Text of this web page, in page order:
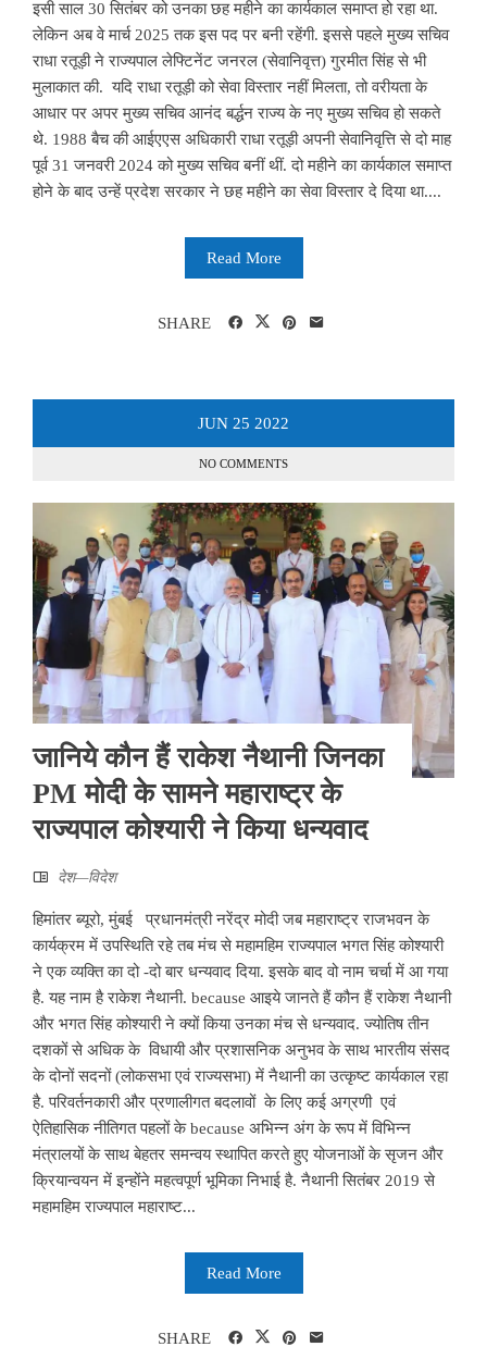
इसी साल 30 सितंबर को उनका छह महीने का कार्यकाल समाप्त हो रहा था.
लेकिन अब वे मार्च 2025 तक इस पद पर बनी रहेंगी. इससे पहले मुख्य सचिव
राधा रतूड़ी ने राज्यपाल लेफ्टिनेंट जनरल (सेवानिवृत्त) गुरमीत सिंह से भी
मुलाकात की. यदि राधा रतूड़ी को सेवा विस्तार नहीं मिलता, तो वरीयता के
आधार पर अपर मुख्य सचिव आनंद बर्द्धन राज्य के नए मुख्य सचिव हो सकते
थे. 1988 बैच की आईएएस अधिकारी राधा रतूड़ी अपनी सेवानिवृत्ति से दो माह
पूर्व 31 जनवरी 2024 को मुख्य सचिव बनीं थीं. दो महीने का कार्यकाल समाप्त
होने के बाद उन्हें प्रदेश सरकार ने छह महीने का सेवा विस्तार दे दिया था....
Read More
SHARE
JUN 25 2022
NO COMMENTS
जानिये कौन हैं राकेश नैथानी जिनका
PM मोदी के सामने महाराष्ट्र के
राज्यपाल कोश्यारी ने किया धन्यवाद
देश—विदेश
हिमांतर ब्यूरो, मुंबई प्रधानमंत्री नरेंद्र मोदी जब महाराष्ट्र राजभवन के
कार्यक्रम में उपस्थिति रहे तब मंच से महामहिम राज्यपाल भगत सिंह कोश्यारी
ने एक व्यक्ति का दो -दो बार धन्यवाद दिया. इसके बाद वो नाम चर्चा में आ गया
है. यह नाम है राकेश नैथानी. because आइये जानते हैं कौन हैं राकेश नैथानी
और भगत सिंह कोश्यारी ने क्यों किया उनका मंच से धन्यवाद. ज्योतिष तीन
दशकों से अधिक के विधायी और प्रशासनिक अनुभव के साथ भारतीय संसद
के दोनों सदनों (लोकसभा एवं राज्यसभा) में नैथानी का उत्कृष्ट कार्यकाल रहा
है. परिवर्तनकारी और प्रणालीगत बदलावों के लिए कई अग्रणी एवं
ऐतिहासिक नीतिगत पहलों के because अभिन्न अंग के रूप में विभिन्न
मंत्रालयों के साथ बेहतर समन्वय स्थापित करते हुए योजनाओं के सृजन और
क्रियान्वयन में इन्होंने महत्वपूर्ण भूमिका निभाई है. नैथानी सितंबर 2019 से
महामहिम राज्यपाल महाराष्ट...
Read More
SHARE